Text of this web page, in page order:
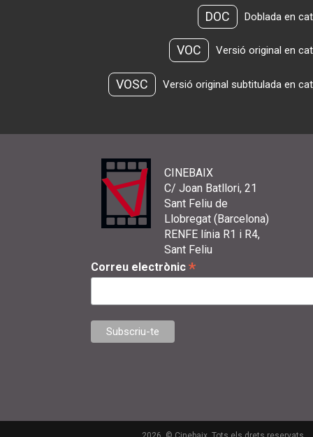
DOC Doblada en
VOC Versió original en
VOSC Versió original subtitulada en
CINEBAIX
C/ Joan Batllori, 21
Sant Feliu de
Llobregat (Barcelona)
RENFE línia R1 i R4,
Sant Feliu
Correu electrònic *